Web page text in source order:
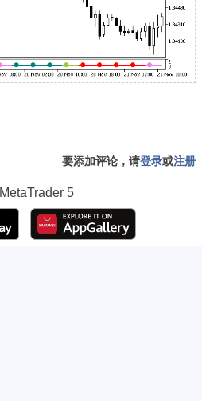
要添加评论，请登录或注册
MetaTrader 5